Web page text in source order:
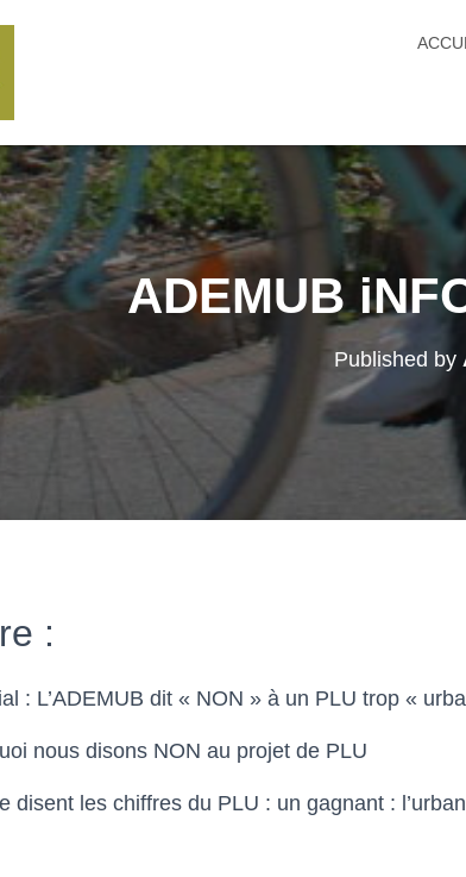
ADEMUB
Published by
:
: L’ADEMUB dit « NON » à un PLU trop «
nous disons NON au projet de PLU
disent les chiffres du PLU : un gagnant :